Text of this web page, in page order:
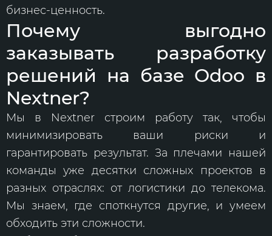
бизнес-ценность.
Почему выгодно
заказывать разработку
решений на базе Odoo в
Nextner?
Мы в Nextner строим работу так, чтобы
минимизировать ваши риски и
гарантировать результат. За плечами нашей
команды уже десятки сложных проектов в
разных отраслях: от логистики до телекома.
Мы знаем, где споткнутся другие, и умеем
обходить эти сложности.